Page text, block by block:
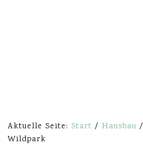
Aktuelle Seite:Start / Hausbau /
Wildpark